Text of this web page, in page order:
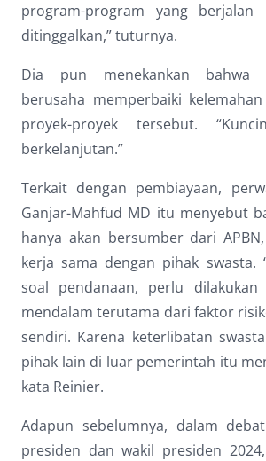
program-program yang
ditinggalkan,” tuturnya.
Dia pun menekankan bahwa
berusaha memperbaiki
proyek-proyek tersebut.
berkelanjutan.”
Terkait dengan pembiayaan,
Ganjar-Mahfud MD itu menyebut
hanya akan bersumber dari
kerja sama dengan pihak swasta.
soal pendanaan, perlu dilakukan
mendalam terutama dari faktor
sendiri. Karena keterlibatan
pihak lain di luar pemerintah itu
kata Reinier.
Adapun sebelumnya, dalam
presiden dan wakil presiden